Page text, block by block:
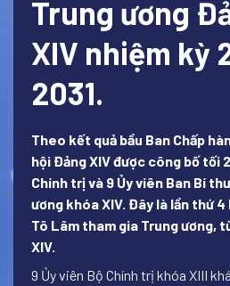
Trung ương
XIV nhiệm kỳ
2031.
Theo kết quả bầu Ban Chấp
hội Đảng XIV được công bố tối
Chính trị và 9 Ủy viên Ban Bí
ương khóa XIV. Đây là lần thứ
Tô Lâm tham gia Trung ương,
XIV.
9 Ủy viên Bộ Chính trị khóa XIII